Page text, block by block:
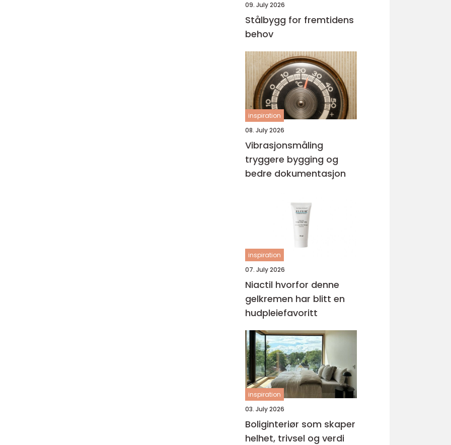
09. July 2026
Stålbygg for fremtidens
behov
inspiration
08. July 2026
Vibrasjonsmåling
tryggere bygging og
bedre dokumentasjon
inspiration
07. July 2026
Niactil hvorfor denne
gelkremen har blitt en
hudpleiefavoritt
inspiration
03. July 2026
Boliginteriør som skaper
helhet, trivsel og verdi